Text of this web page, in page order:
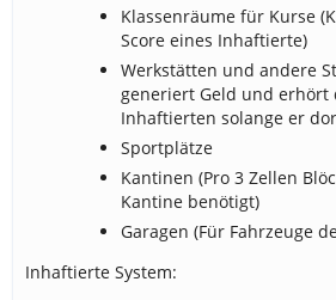
Klassenräume für Kurse
Score eines Inhaftierte)
Werkstätten und andere
generiert Geld und erhört
Inhaftierten solange er
Sportplätze
Kantinen (Pro 3 Zellen
Kantine benötigt)
Garagen (Für Fahrzeuge
Inhaftierte System: